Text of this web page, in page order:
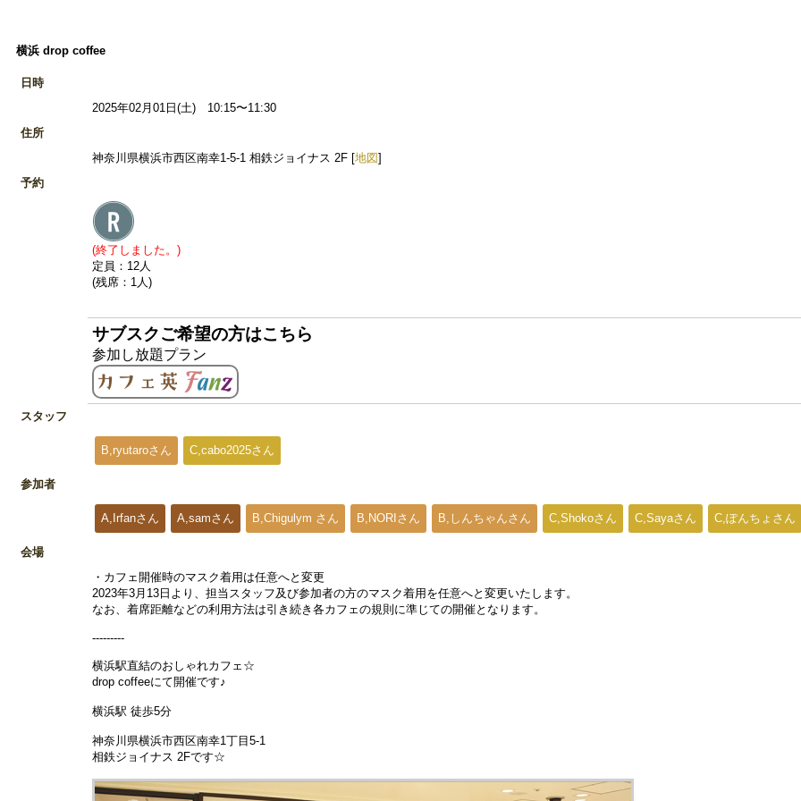
横浜 drop coffee
日時
2025年02月01日(土) 10:15〜11:30
住所
神奈川県横浜市西区南幸1-5-1 相鉄ジョイナス 2F [地図]
予約
(終了しました。)
定員：12人
(残席：1人)
サブスクご希望の方はこちら
参加し放題プラン
スタッフ
B,ryutaroさん C,cabo2025さん
参加者
A,Irfanさん A,samさん B,Chigulym さん B,NORIさん B,しんちゃんさん C,Shokoさん C,Sayaさん C,ぽんちょさん
会場
・カフェ開催時のマスク着用は任意へと変更
2023年3月13日より、担当スタッフ及び参加者の方のマスク着用を任意へと変更いたします。
なお、着席距離などの利用方法は引き続き各カフェの規則に準じての開催となります。
---------
横浜駅直結のおしゃれカフェ☆
drop coffeeにて開催です♪
横浜駅 徒歩5分
神奈川県横浜市西区南幸1丁目5-1
相鉄ジョイナス 2Fです☆